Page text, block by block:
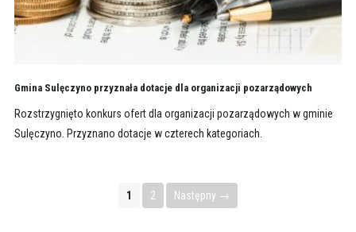
Gmina Sulęczyno przyznała dotacje dla organizacji pozarządowych
Rozstrzygnięto konkurs ofert dla organizacji pozarządowych w gminie
Sulęczyno. Przyznano dotacje w czterech kategoriach.
1 2 Następny →